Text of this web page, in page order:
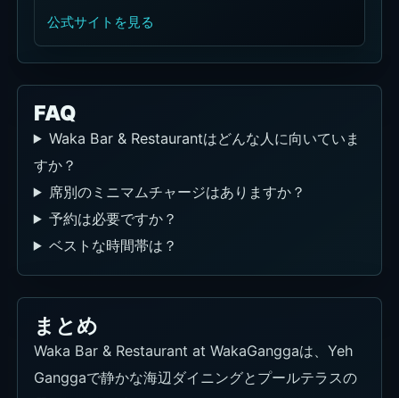
公式サイトを見る
FAQ
Waka Bar & Restaurantはどんな人に向いていま
すか？
席別のミニマムチャージはありますか？
予約は必要ですか？
ベストな時間帯は？
まとめ
Waka Bar & Restaurant at WakaGanggaは、Yeh
Ganggaで静かな海辺ダイニングとプールテラスの